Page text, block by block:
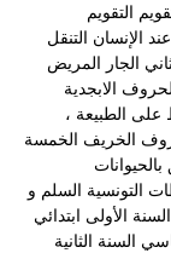
التقويم
الإنسان التنقل
الجار المريض
الابجدية
على الطبيعة ،
الخريف الخمسة
التونسية السلم و
السنة الأولى ابتدائي
السنة الثانية